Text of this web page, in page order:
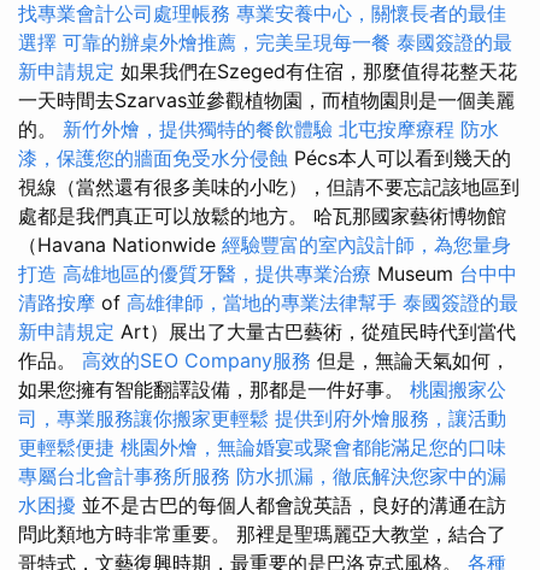
找專業會計公司處理帳務 專業安養中心，關懷長者的最佳
選擇 可靠的辦桌外燴推薦，完美呈現每一餐 泰國簽證的最
新申請規定 如果我們在Szeged有住宿，那麼值得花整天花
一天時間去Szarvas並參觀植物園，而植物園則是一個美麗
的。 新竹外燴，提供獨特的餐飲體驗 北屯按摩療程 防水
漆，保護您的牆面免受水分侵蝕 Pécs本人可以看到幾天的
視線（當然還有很多美味的小吃），但請不要忘記該地區到
處都是我們真正可以放鬆的地方。 哈瓦那國家藝術博物館
（Havana Nationwide 經驗豐富的室內設計師，為您量身
打造 高雄地區的優質牙醫，提供專業治療 Museum 台中中
清路按摩 of 高雄律師，當地的專業法律幫手 泰國簽證的最
新申請規定 Art）展出了大量古巴藝術，從殖民時代到當代
作品。 高效的SEO Company服務 但是，無論天氣如何，
如果您擁有智能翻譯設備，那都是一件好事。 桃園搬家公
司，專業服務讓你搬家更輕鬆 提供到府外燴服務，讓活動
更輕鬆便捷 桃園外燴，無論婚宴或聚會都能滿足您的口味
專屬台北會計事務所服務 防水抓漏，徹底解決您家中的漏
水困擾 並不是古巴的每個人都會說英語，良好的溝通在訪
問此類地方時非常重要。 那裡是聖瑪麗亞大教堂，結合了
哥特式，文藝復興時期，最重要的是巴洛克式風格。 各種